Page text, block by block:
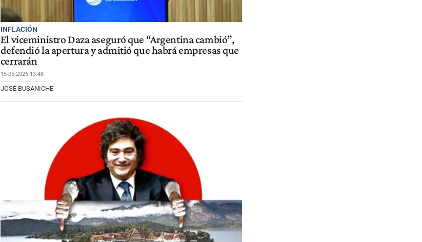
INFLACIÓN
El viceministro Daza aseguró que “Argentina cambió”,
defendió la apertura y admitió que habrá empresas que
cerrarán
15-05-2026 13:48
JOSÉ BUSANICHE